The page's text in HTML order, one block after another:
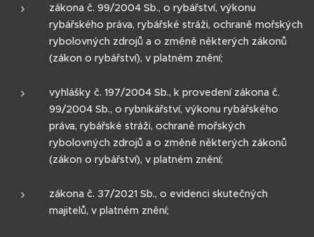
zákona č. 99/2004 Sb., o rybářství, výkonu
rybářského práva, rybářské stráži, ochraně mořských
rybolovných zdrojů a o změně některých zákonů
(zákon o rybářství), v platném znění;
vyhlášky č. 197/2004 Sb., k provedení zákona č.
99/2004 Sb., o rybnikářství, výkonu rybářského
práva, rybářské stráži, ochraně mořských
rybolovných zdrojů a o změně některých zákonů
(zákon o rybářství), v platném znění;
zákona č. 37/2021 Sb., o evidenci skutečných
majitelů, v platném znění;